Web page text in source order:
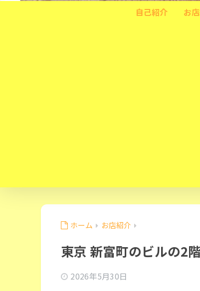
自己紹介 お
ホーム お店紹介
東京 新富町のビルの2
2026年5月30日